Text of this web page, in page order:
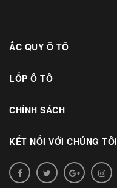
ẮC QUY Ô TÔ
LỐP Ô TÔ
CHÍNH SÁCH
KẾT NỐI VỚI CHÚNG TÔI